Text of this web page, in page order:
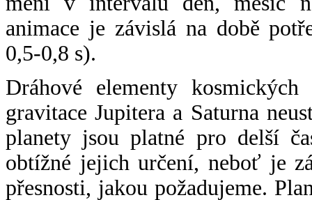
animace je závislá na době
0,5-0,8 s).
Dráhové elementy
gravitace Jupitera a Saturna
planety jsou platné pro delší
obtížné jejich určení, neboť je
přesnosti, jakou požadujeme.